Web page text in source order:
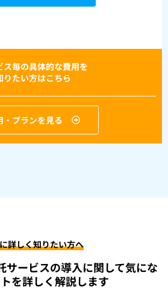
ス毎の具体的な費用を
りたい方はこちら
・プランを見る
詳しく知りたい方へ
サービスの導入に関して気にな
を詳しく解説します